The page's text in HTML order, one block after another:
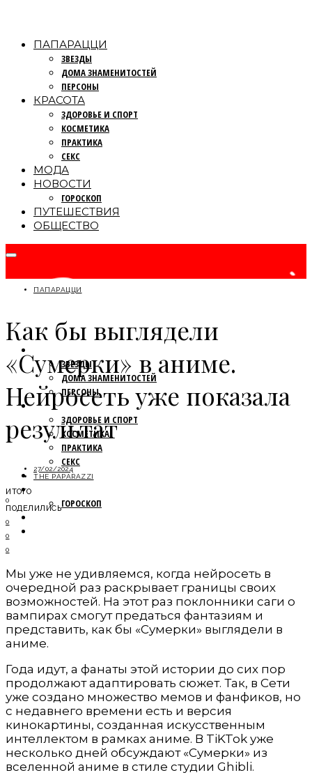
ПАПАРАЦЦИ
ЗВЕЗДЫ
ДОМА ЗНАМЕНИТОСТЕЙ
ПЕРСОНЫ
КРАСОТА
ЗДОРОВЬЕ И СПОРТ
КОСМЕТИКА
ПРАКТИКА
СЕКС
МОДА
НОВОСТИ
ГОРОСКОП
ПУТЕШЕСТВИЯ
ОБЩЕСТВО
ЗВЕЗДЫ
ДОМА ЗНАМЕНИТОСТЕЙ
ПЕРСОНЫ
КРАСОТА
ЗДОРОВЬЕ И СПОРТ
КОСМЕТИКА
ПРАКТИКА
СЕКС
МОДА
ГОРОСКОП
ПАПАРАЦЦИ
Как бы выглядели
«Сумерки» в аниме.
Нейросеть уже показала
результат
27/02/2024
THE PAPARAZZI
ИТОГО
0
ПОДЕЛИЛИСЬ
0
0
0
Мы уже не удивляемся, когда нейросеть в
очередной раз раскрывает границы своих
возможностей. На этот раз поклонники саги о
вампирах смогут предаться фантазиям и
представить, как бы «Сумерки» выглядели в
аниме.
Года идут, а фанаты этой истории до сих пор
продолжают адаптировать сюжет. Так, в Сети
уже создано множество мемов и фанфиков, но
с недавнего времени есть и версия
кинокартины, созданная искусственным
интеллектом в рамках аниме. В TiKTok уже
несколько дней обсуждают «Сумерки» из
вселенной аниме в стиле студии Ghibli.